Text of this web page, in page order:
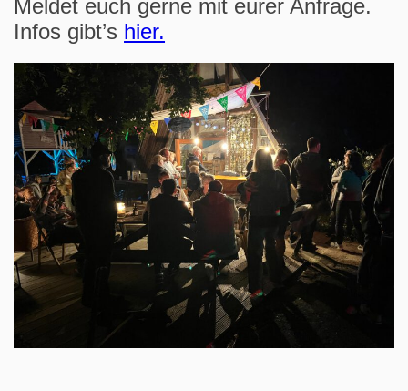
Meldet euch gerne mit eurer Anfrage.
Infos gibt’s hier.